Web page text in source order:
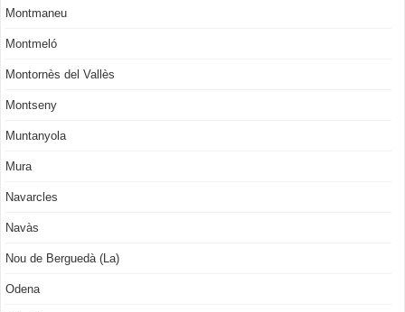
Montmaneu
Montmeló
Montornès del Vallès
Montseny
Muntanyola
Mura
Navarcles
Navàs
Nou de Berguedà (La)
Odena